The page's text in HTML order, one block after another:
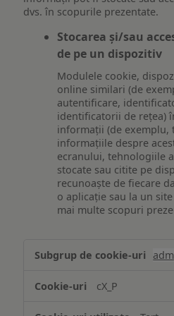
dvs. în scopurile prezentate.
Stocarea și/sau
de pe un dispozitiv
Modulele cookie,
online similari (de
autentificare,
identificatorii de rețea)
informații (de
informațiile despre
ecranului, tehnologiile
stocate sau citite pe
recunoaște de fiecare
o aplicație sau la un
mai multe scopuri
și/sau
informațiilor
cX_P